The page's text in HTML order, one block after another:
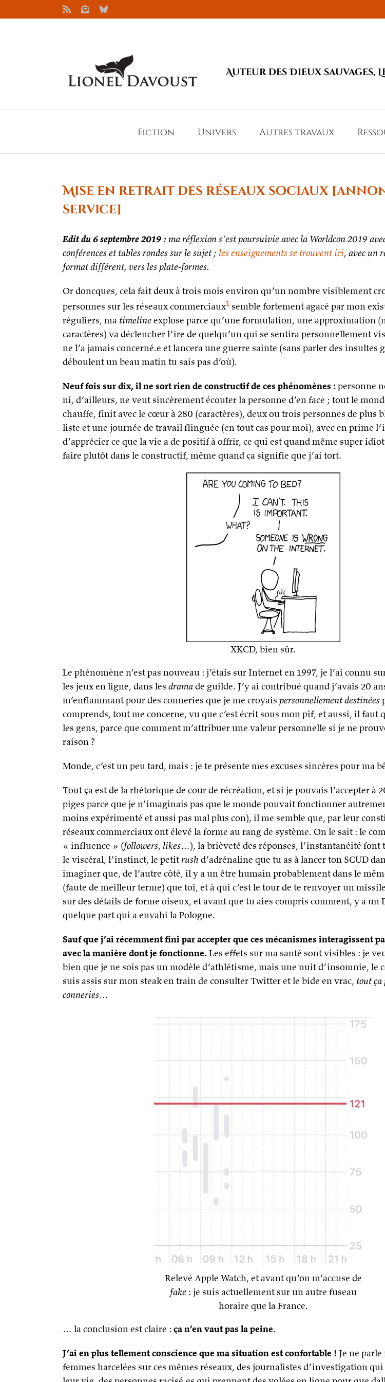
au
Rss Newsletter
Bluesky
Auteur des Dieux sauvages,
Fiction Univers Autres travaux
Mise en retrait des réseaux sociaux
service]
Edit du 6 septembre 2019 :ma réflexion s’est poursuivie avec la Worldcon 2019
conférences et tables rondes sur le sujet ; les enseignements se trouvent ici, avec un
format différent, vers les plate-formes.
Or doncques, cela fait deux à trois mois environ qu’un nombre visiblement
personnes sur les réseaux commerciaux1 semble fortement agacé par mon
réguliers, ma timelineexplose parce qu’une formulation, une approximation
caractères) va déclencher l’ire de quelqu’un qui se sentira personnellement
ne l’a jamais concerné.e et lancera une guerre sainte (sans parler des insultes
déboulent un beau matin tu sais pas d’où).
Neuf fois sur dix, il ne sort rien de constructif de ces phénomènes :personne
ni, d’ailleurs, ne veut sincèrement écouter la personne d’en face ; tout le
chauffe, finit avec le cœur à 280 (caractères), deux ou trois personnes de plus
liste et une journée de travail flinguée (en tout cas pour moi), avec en prime
d’apprécier ce que la vie a de positif à offrir, ce qui est quand même super
faire plutôt dans le constructif, même quand ça signifie que j’ai tort.
XKCD, bien sûr.
Le phénomène n’est pas nouveau : j’étais sur Internet en 1997, je l’ai connu
les jeux en ligne, dans les dramade guilde. J’y ai contribué quand j’avais 20
m’enflammant pour des conneries que je me croyais personnellement destinées
comprends, tout me concerne, vu que c’est écrit sous mon pif, et aussi, il faut
les gens, parce que comment m’attribuer une valeur personnelle si je ne
raison ?
Monde, c’est un peu tard, mais : je te présente mes excuses sincères pour ma
Tout ça est de la rhétorique de cour de récréation, et si je pouvais l’accepter à
piges parce que je n’imaginais pas que le monde pouvait fonctionner
moins expérimenté et aussi pas mal plus con), il me semble que, par leur
réseaux commerciaux ont élevé la forme au rang de système. On le sait : le
« influence » (followers, likes…), la brièveté des réponses, l’instantanéité
le viscéral, l’instinct, le petitrush d’adrénaline que tu as à lancer ton SCUD
imaginer que, de l’autre côté, il y a un être humain probablement dans le
(faute de meilleur terme) que toi, et à qui c’est le tour de te renvoyer un
sur des détails de forme oiseux, et avant que tu aies compris comment, y a un
quelque part qui a envahi la Pologne.
Sauf que j’ai récemment fini par accepter que ces mécanismes interagissent
avec la manière dont je fonctionne. Les effets sur ma santé sont visibles : je
bien que je ne sois pas un modèle d’athlétisme, mais une nuit d’insomnie, le
suis assis sur mon steak en train de consulter Twitter et le bide en vrac, tout ça
conneries…
Relevé Apple Watch, et avant qu’on m’accuse de
fake: je suis actuellement sur un autre fuseau
horaire que la France.
… la conclusion est claire : ça n’en vaut pas la peine.
J’ai en plus tellement conscience que ma situation est confortable ! Je ne parle
femmes harcelées sur ces mêmes réseaux, des journalistes d’investigation